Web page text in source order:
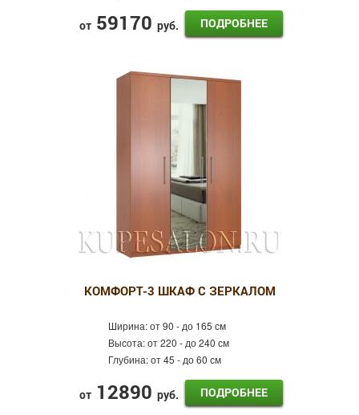
от 59170 руб. ПОДРОБНЕЕ
КОМФОРТ-3 ШКАФ С ЗЕРКАЛОМ
Ширина:от 90 - до 165 см
Высота:от 220 - до 240 см
Глубина:от 45 - до 60 см
от 12890 руб. ПОДРОБНЕЕ